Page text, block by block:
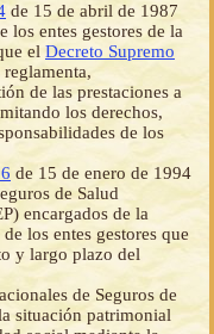
de 15 de abril de 1987
los entes gestores de la
el Decreto Supremo
de las prestaciones a
los derechos,
de los
de 15 de enero de 1994
de Salud
encargados de la
los entes gestores que
y largo plazo del
de Seguros de
situación patrimonial